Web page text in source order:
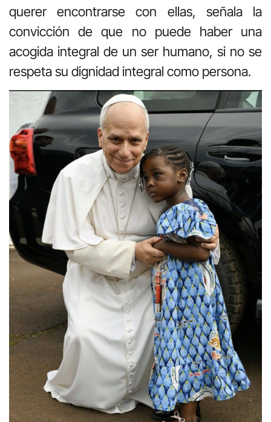
querer encontrarse con ellas, señala la
convicción de que no puede haber una
acogida integral de un ser humano, si no se
respeta su dignidad integral como persona.